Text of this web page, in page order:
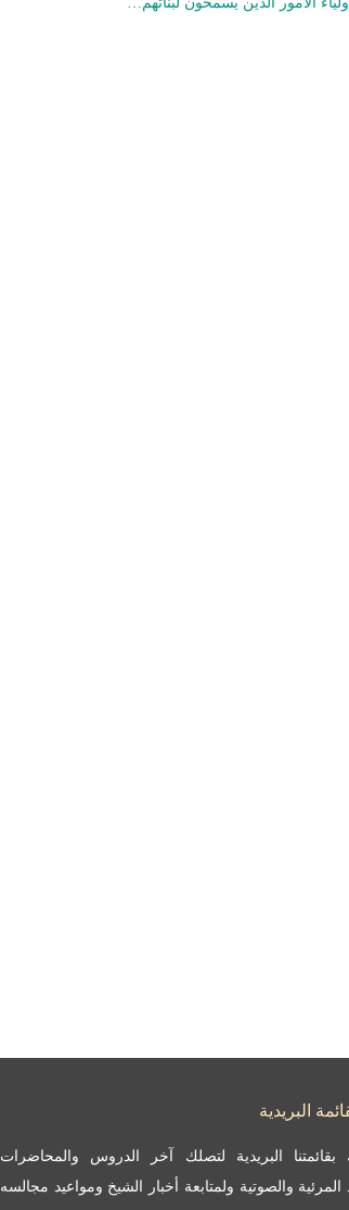
البريدية
بقائمتنا البريدية لتصلك آخر الدروس والمحاضرات
المرئية والصوتية ولمتابعة أخبار الشيخ ومواعيد مجالسه